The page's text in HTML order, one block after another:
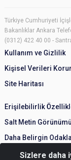
Türkiye Cumhuriyeti
Bakanlıklar Ankara
(0312) 422 40 00 -
Kullanım ve Gizlilik
Kişisel Verileri
Site Haritası
Erişilebilirlik
Salt Metin Görünümü
Daha Belirgin
Sizlere daha